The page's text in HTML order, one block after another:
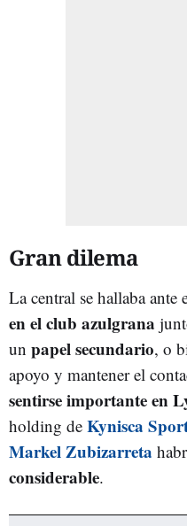
Gran dilema
La central se hallaba ante
en el club azulgrana
un papel secundario, o
apoyo y mantener el
sentirse importante en
holding de Kynisca
Markel Zubizarreta
considerable.